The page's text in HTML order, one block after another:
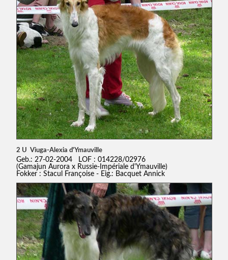
2 U Viuga-Alexia d'Ymauville
Geb.: 27-02-2004 LOF : 014228/02976
(Gamajun Aurora x Russie-Impériale d'Ymauville)
Fokker : Stacul Françoise - Eig.: Bacquet Annick